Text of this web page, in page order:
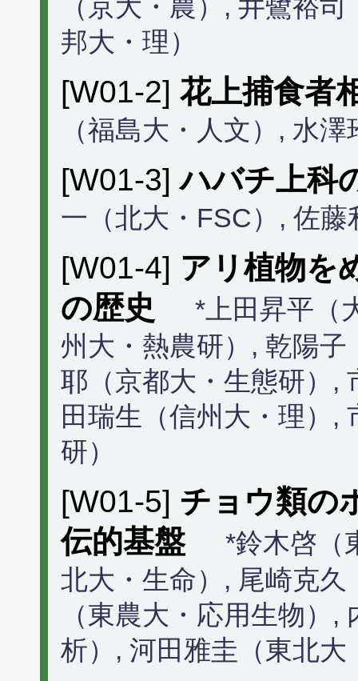
（京大・農）, 井鷺裕
邦大・理）
[W01-2] 花上捕食者
（福島大・人文）, 水
[W01-3]ハバチ上科
一（北大・FSC）, 佐
[W01-4] アリ植物を
の歴史
*上田昇平（
州大・熱農研）, 乾陽
耶（京都大・生態研）,
田瑞生（信州大・理）,
研）
[W01-5] チョウ類の
伝的基盤
*鈴木啓（
北大・生命）, 尾崎克
（東農大・応用生物）
析）, 河田雅圭（東北大